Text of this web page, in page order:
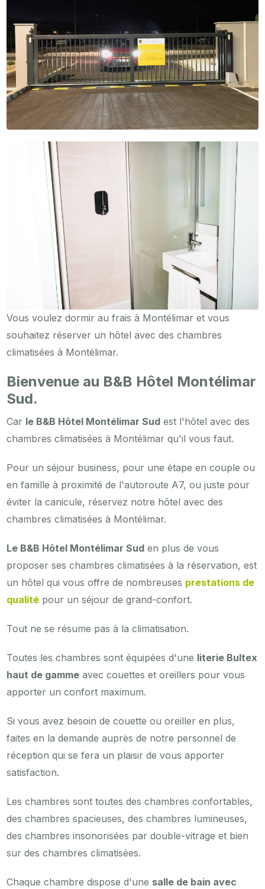
Vous voulez dormir au frais à Montélimar et vous
souhaitez réserver un hôtel avec des chambres
climatisées à Montélimar.
Bienvenue au B&B Hôtel Montélimar
Sud.
Car le B&B Hôtel Montélimar Sud est l'hôtel avec des
chambres climatisées à Montélimar qu'il vous faut.
Pour un séjour business, pour une étape en couple ou
en famille à proximité de l'autoroute A7, ou juste pour
éviter la canicule, réservez notre hôtel avec des
chambres climatisées à Montélimar.
Le B&B Hôtel Montélimar Sud en plus de vous
proposer ses chambres climatisées à la réservation, est
un hôtel qui vous offre de nombreuses prestations de
qualité pour un séjour de grand-confort.
Tout ne se résume pas à la climatisation.
Toutes les chambres sont équipées d'une literie Bultex
haut de gamme avec couettes et oreillers pour vous
apporter un confort maximum.
Si vous avez besoin de couette ou oreiller en plus,
faites en la demande auprès de notre personnel de
réception qui se fera un plaisir de vous apporter
satisfaction.
Les chambres sont toutes des chambres confortables,
des chambres spacieuses, des chambres lumineuses,
des chambres insonorisées par double-vitrage et bien
sur des chambres climatisées.
Chaque chambre dispose d'une salle de bain avec